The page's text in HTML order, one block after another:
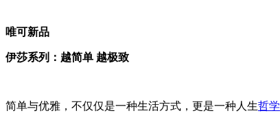
唯可新品
伊莎系列：越简单 越极致
简单与优雅，不仅仅是一种生活方式，更是一种人生哲学